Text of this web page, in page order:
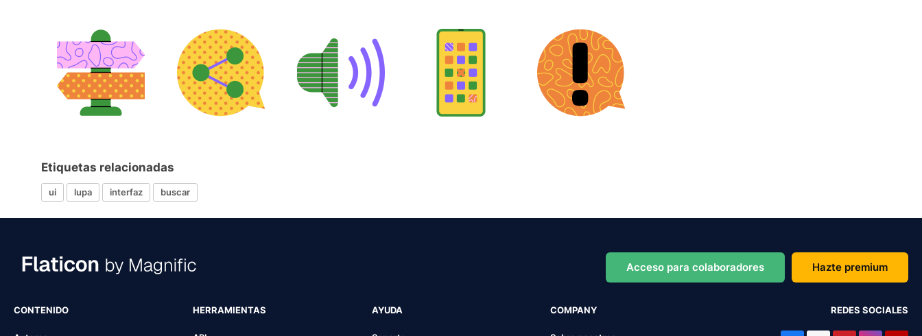
Etiquetas relacionadas
ui lupa interfaz buscar
Acceso para colaboradores Hazte premium
CONTENIDO HERRAMIENTAS AYUDA COMPANY REDES SOCIALES